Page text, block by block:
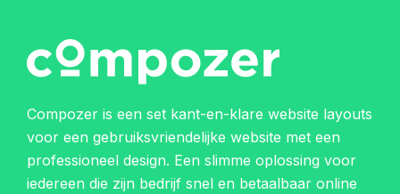
Compozer is een set kant-en-klare website layouts
voor een gebruiksvriendelijke website met een
professioneel design. Een slimme oplossing voor
iedereen die zijn bedrijf snel en betaalbaar online